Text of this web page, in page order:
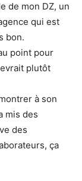
de mon DZ, un
qui est
bon.
point pour
plutôt
à son
mis des
des
ça